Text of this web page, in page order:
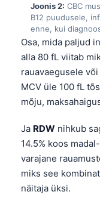
Joonis 2: CBC
B12 puudusele,
enne, kui
Osa, mida paljud
alla 80 fL viitab
rauavaegusele
MCV üle 100 fL
mõju,
Ja RDW nihkub
14.5% koos
varajane
miks see
näitaja üksi.